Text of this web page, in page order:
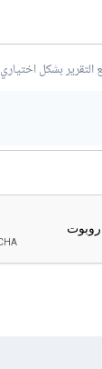
بشكل اختياري